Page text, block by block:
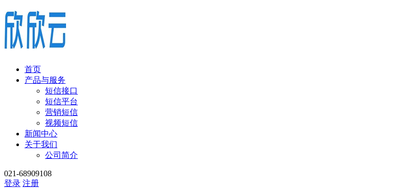
首页
产品与服务
短信接口
短信平台
营销短信
视频短信
新闻中心
关于我们
公司简介
021-68909108
登录 注册